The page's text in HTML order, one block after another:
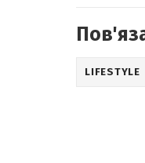
LIFESTYLE